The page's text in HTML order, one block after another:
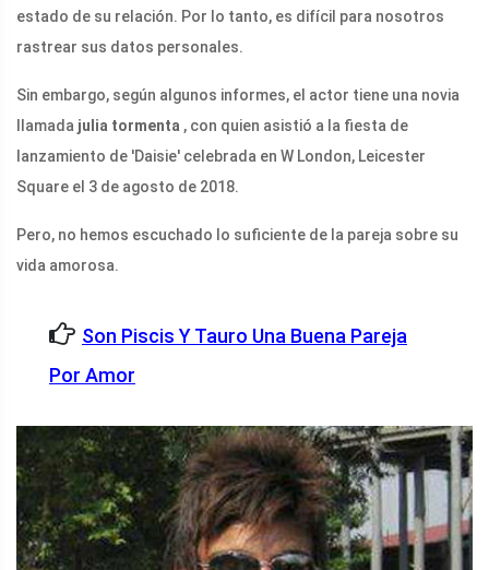
estado de su relación. Por lo tanto, es difícil para nosotros
rastrear sus datos personales.
Sin embargo, según algunos informes, el actor tiene una novia
llamada julia tormenta , con quien asistió a la fiesta de
lanzamiento de 'Daisie' celebrada en W London, Leicester
Square el 3 de agosto de 2018.
Pero, no hemos escuchado lo suficiente de la pareja sobre su
vida amorosa.
Son Piscis Y Tauro Una Buena Pareja
Por Amor